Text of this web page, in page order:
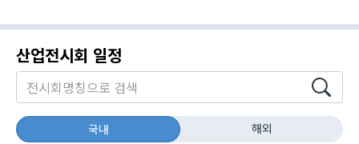
산업전시회 일정
국내 해외